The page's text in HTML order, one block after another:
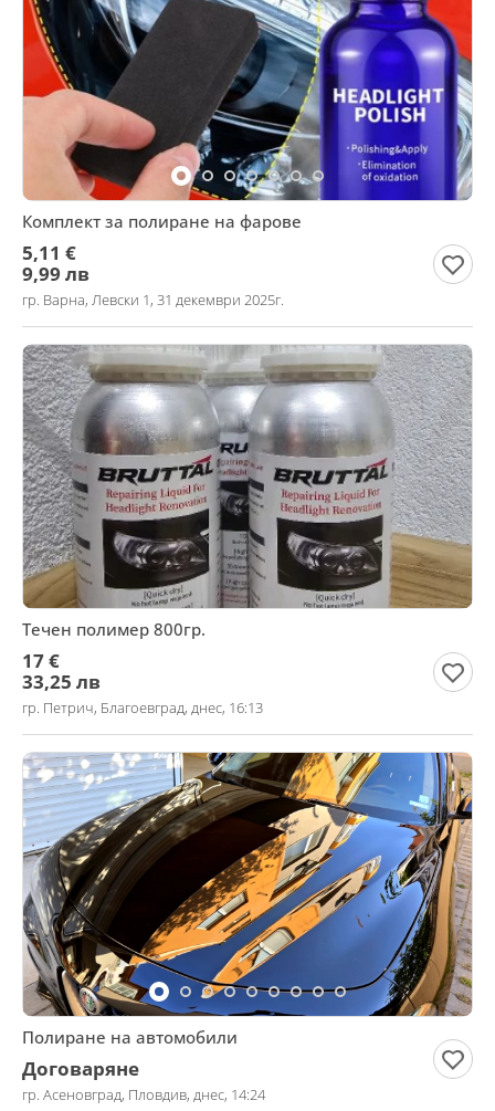
Комплект за полиране на фарове
5,11 €
9,99 лв
гр. Варна, Левски 1, 31 декември 2025г.
Течен полимер 800гр.
17 €
33,25 лв
гр. Петрич, Благоевград, днес, 16:13
Полиране на автомобили
Договаряне
гр. Асеновград, Пловдив, днес, 14:24